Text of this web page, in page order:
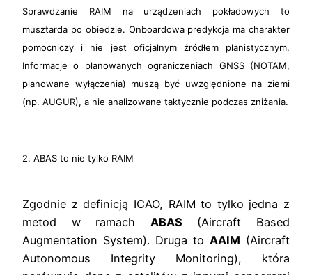
Sprawdzanie RAIM na urządzeniach pokładowych to
musztarda po obiedzie. Onboardowa predykcja ma charakter
pomocniczy i nie jest oficjalnym źródłem planistycznym.
Informacje o planowanych ograniczeniach GNSS (NOTAM,
planowane wyłączenia) muszą być uwzględnione na ziemi
(np. AUGUR), a nie analizowane taktycznie podczas zniżania.
2. ABAS to nie tylko RAIM
Zgodnie z definicją ICAO, RAIM to tylko jedna z
metod w ramach ABAS (Aircraft Based
Augmentation System). Druga to AAIM (Aircraft
Autonomous Integrity Monitoring), która